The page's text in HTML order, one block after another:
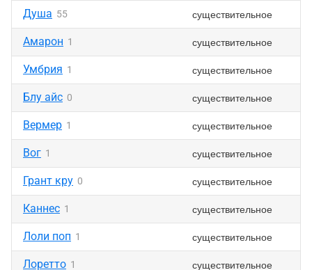
Душа 55 существительное
Амарон 1 существительное
Умбрия 1 существительное
Блу айс 0 существительное
Вермер 1 существительное
Вог 1 существительное
Грант кру 0 существительное
Каннес 1 существительное
Лоли поп 1 существительное
Лоретто 1 существительное